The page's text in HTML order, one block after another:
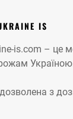
IS
is.com – це
з